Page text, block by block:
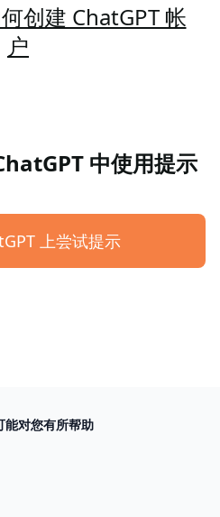
创建 ChatGPT 帐
户
中使用提示
上尝试提示
能对您有所帮助